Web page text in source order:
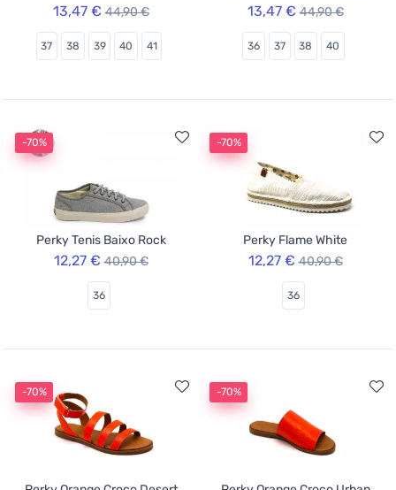
13,47 € 44,90 €
37 38 39 40 41
13,47 € 44,90 €
36 37 38 40
-70%
Perky Tenis Baixo Rock
12,27 € 40,90 €
36
-70%
Perky Flame White
12,27 € 40,90 €
36
-70% -70%